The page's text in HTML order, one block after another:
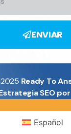
ENVIAR
Ready To
SEO por
Español